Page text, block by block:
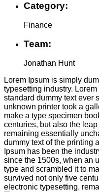
Category:
Finance
Team:
Jonathan Hunt
Lorem Ipsum is simply
typesetting industry.
standard dummy text ever
unknown printer took a
make a type specimen
centuries, but also the
remaining essentially
dummy text of the printing
Ipsum has been the
since the 1500s, when an
type and scrambled it to
survived not only five
electronic typesetting,